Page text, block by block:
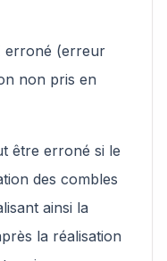
erroné (erreur
non pris en
être erroné si le
des combles
ainsi la
la réalisation